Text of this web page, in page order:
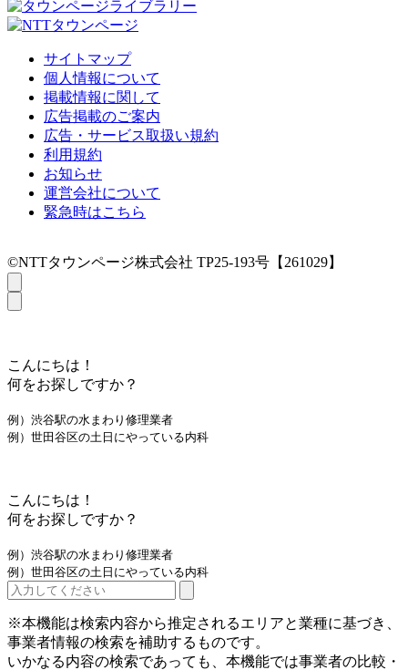
サイトマップ
個人情報について
掲載情報に関して
広告掲載のご案内
広告・サービス取扱い規約
利用規約
お知らせ
運営会社について
緊急時はこちら
©NTTタウンページ株式会社 TP25-193号【261029】
こんにちは！
何をお探しですか？
例）渋谷駅の水まわり修理業者
例）世田谷区の土日にやっている内科
こんにちは！
何をお探しですか？
例）渋谷駅の水まわり修理業者
例）世田谷区の土日にやっている内科
※本機能は検索内容から推定されるエリアと業種に基づき、
事業者情報の検索を補助するものです。
いかなる内容の検索であっても、本機能では事業者の比較・